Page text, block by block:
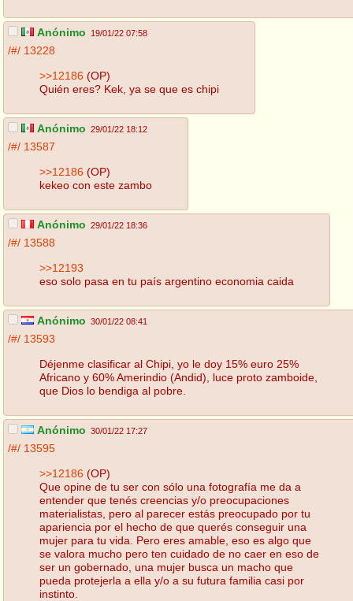
Anónimo 19/01/22 07:58
/#/ 13228
>>12186 (OP)
Quién eres? Kek, ya se que es chipi
Anónimo 29/01/22 18:12
/#/ 13587
>>12186 (OP)
kekeo con este zambo
Anónimo 29/01/22 18:36
/#/ 13588
>>12193
eso solo pasa en tu país argentino economia caida
Anónimo 30/01/22 08:41
/#/ 13593
Déjenme clasificar al Chipi, yo le doy 15% euro 25%
Africano y 60% Amerindio (Andid), luce proto zamboide,
que Dios lo bendiga al pobre.
Anónimo 30/01/22 17:27
/#/ 13595
>>12186 (OP)
Que opine de tu ser con sólo una fotografía me da a
entender que tenés creencias y/o preocupaciones
materialistas, pero al parecer estás preocupado por tu
apariencia por el hecho de que querés conseguir una
mujer para tu vida. Pero eres amable, eso es algo que
se valora mucho pero ten cuidado de no caer en eso de
ser un gobernado, una mujer busca un macho que
pueda protejerla a ella y/o a su futura familia casi por
instinto.